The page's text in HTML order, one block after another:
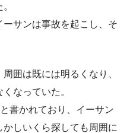
サンは事故を起こし、そ
囲は既には明るくなり、
なっていた。
書かれており、イーサン
しいくら探しても周囲に